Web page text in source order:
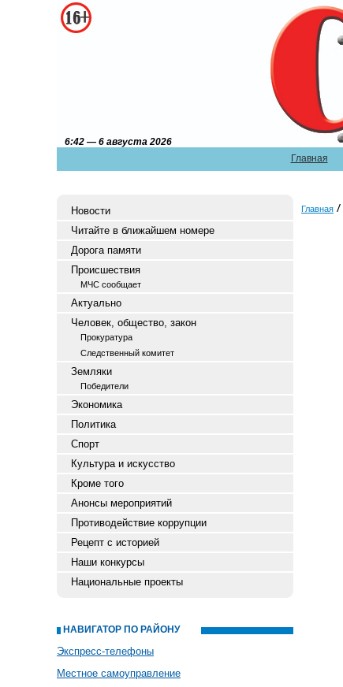
Главная
6:42 — 6 августа 2026
Новости
Читайте в ближайшем номере
Дорога памяти
Происшествия
МЧС сообщает
Актуально
Человек, общество, закон
Прокуратура
Следственный комитет
Земляки
Победители
Экономика
Политика
Спорт
Культура и искусство
Кроме того
Анонсы мероприятий
Противодействие коррупции
Рецепт с историей
Наши конкурсы
Национальные проекты
НАВИГАТОР ПО РАЙОНУ
Экспресс-телефоны
Местное самоуправление
Главная